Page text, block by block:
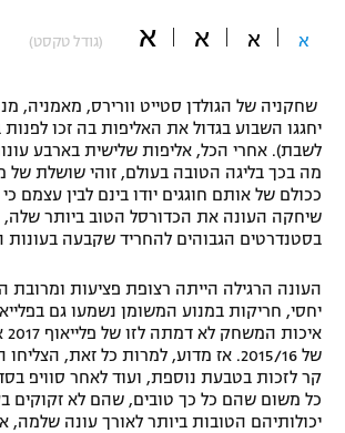
משתתפים וזוכים בפרסים
תקנון משתתפים וזוכים בפרסים
תקנון עבור פעילות אלקטרה
תקנון עבור פעילות ספורט 1 – "מרלן"
טניס
גיימינג E-Sports
מדיניות פרטיות
תקנון פעילות ספורט 1
ספורט מוטורי
פוטבול אמריקאי NFL
בייסבול MLB
ספורט אתגרי ואקסטרים
אומנויות לחימה
גיימינג E-Sports
א א א א (גודל טקסט)
שחקניה של הגולדן סטייט וורירס, מאמניה,
יחגגו השבוע בגדול את האליפות בה זכו לפנות
לשבת). אחרי הכל, אליפות שלישית בארבע
מה בכך בליגה הטובה בעולם, זוהי שושלת של
ככולם של אותם חוגגים יודו בינם לבין עצמם
שיחקה העונה את הכדורסל הטוב ביותר שלה,
בסטנדרטים הגבוהים להחריד שקבעה בעונות
העונה הרגילה הייתה רצופת פציעות ומרובת
יחסי, חריקות במנוע המשומן נשמעו גם
של 2015/16. אז מדוע, למרות כל זאת,
קר לזכות בטבעת נוספת, ועוד לאחר סוויפ
כל משום שהם כל כך טובים, שהם לא זקוקים
יכולותיהם הטובות ביותר לאורך עונה שלמה,